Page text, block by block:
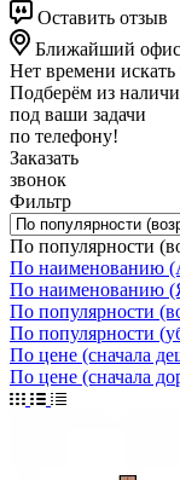
Оставить отзыв
Ближайший офис
Нет времени искать
Подберём из
под ваши задачи
по телефону!
Заказать
звонок
Фильтр
По популярности
По наименованию
По наименованию
По популярности
По популярности
По цене (сначала
По цене (сначала